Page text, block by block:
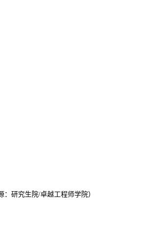
：研究生院/卓越工程师学院）